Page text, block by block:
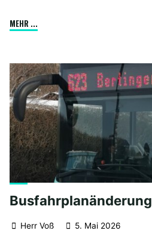
MEHR ...
Busfahrplanänderung
Herr Voß 5. Mai 2026